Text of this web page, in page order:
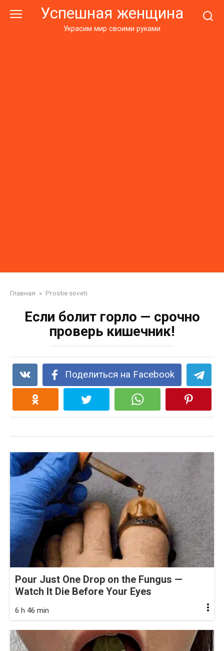
Успешная женщина
Украсим мир своими руками
Главная » Prostie soveti
Если болит горло — срочно
проверь кишечник!
Поделиться на Facebook
Pour Just One Drop on the Fungus —
Watch It Die Before Your Eyes
6 h 46 min